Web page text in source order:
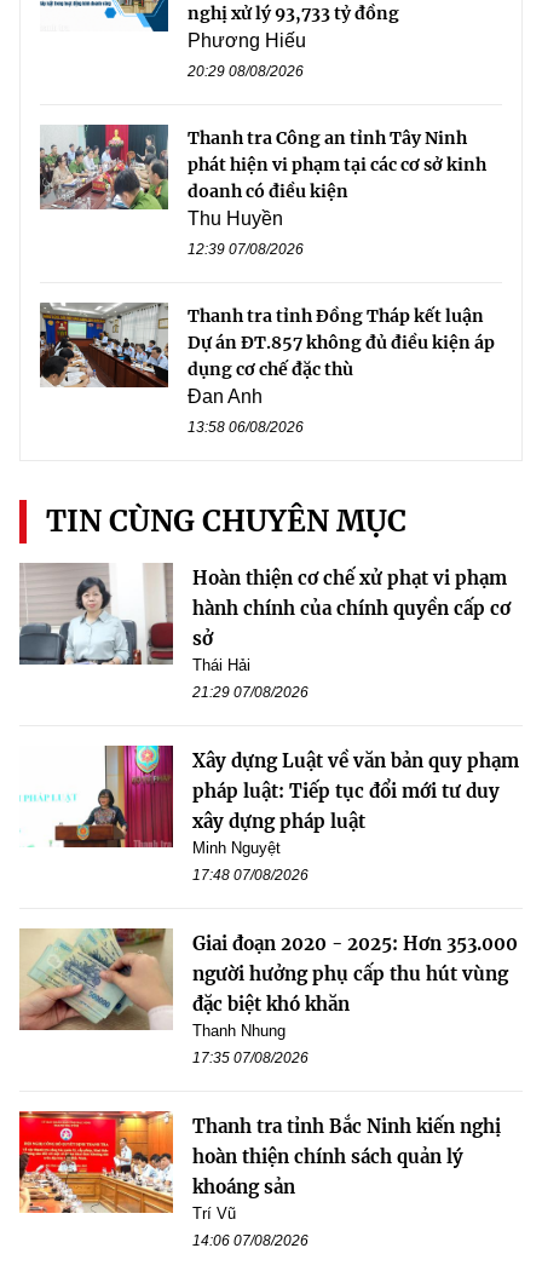
nghị xử lý 93,733 tỷ đồng
Phương Hiếu
20:29 08/08/2026
Thanh tra Công an tỉnh Tây Ninh
phát hiện vi phạm tại các cơ sở kinh
doanh có điều kiện
Thu Huyền
12:39 07/08/2026
Thanh tra tỉnh Đồng Tháp kết luận
Dự án ĐT.857 không đủ điều kiện áp
dụng cơ chế đặc thù
Đan Anh
13:58 06/08/2026
TIN CÙNG CHUYÊN MỤC
Hoàn thiện cơ chế xử phạt vi phạm
hành chính của chính quyền cấp cơ
sở
Thái Hải
21:29 07/08/2026
Xây dựng Luật về văn bản quy phạm
pháp luật: Tiếp tục đổi mới tư duy
xây dựng pháp luật
Minh Nguyệt
17:48 07/08/2026
Giai đoạn 2020 - 2025: Hơn 353.000
người hưởng phụ cấp thu hút vùng
đặc biệt khó khăn
Thanh Nhung
17:35 07/08/2026
Thanh tra tỉnh Bắc Ninh kiến nghị
hoàn thiện chính sách quản lý
khoáng sản
Trí Vũ
14:06 07/08/2026